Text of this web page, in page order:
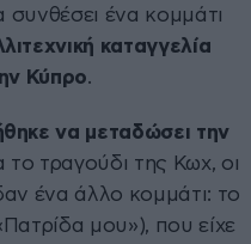
συνθέσει ένα κομμάτι
καταγγελία
Κύπρο.
να μεταδώσει την
το τραγούδι της Κωχ, οι
ένα άλλο κομμάτι: το
μου»), που είχε